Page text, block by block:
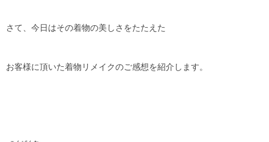
さて、今日はその着物の美しさをたたえた
お客様に頂いた着物リメイクのご感想を紹介します。